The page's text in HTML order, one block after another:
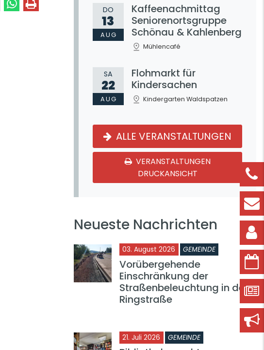
DO
13
AUG
Kaffeenachmittag
Seniorenortsgruppe
Schönau & Kahlenberg
Mühlencafé
SA
22
AUG
Flohmarkt für
Kindersachen
Kindergarten Waldspatzen
ALLE VERANSTALTUNGEN
VERANSTALTUNGEN
DRUCKANSICHT
Neueste Nachrichten
03. August 2026 GEMEINDE
Vorübergehende
Einschränkung der
Straßenbeleuchtung in der
Ringstraße
21. Juli 2026 GEMEINDE